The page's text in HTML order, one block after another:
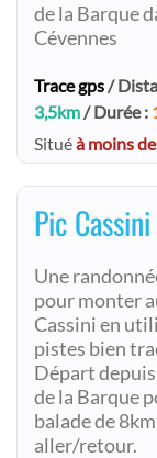
de la Barque
Cévennes
Trace gps/
3,5km/ Durée :
Situéà moins
Pic
Une
pour monter
Cassini en
pistes bien
Départ depuis
de la Barque
balade de
aller/retour.